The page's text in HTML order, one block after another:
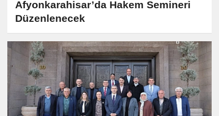
Afyonkarahisar’da Hakem Semineri
Düzenlenecek